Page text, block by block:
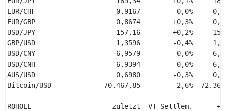
EUR/CHF                    0,9167        -0,0%
EUR/GBP                    0,8674        +0,3%
USD/JPY                    157,16        +0,2%
GBP/USD                    1,3596        -0,4%
USD/CNY                    6,9579        -0,0%
USD/CNH                    6,9394        -0,0%
AUS/USD                    0,6980        -0,3%
Bitcoin/USD             70.467,85        -2,6%
ROHOEL                    zuletzt  VT-Settlem.